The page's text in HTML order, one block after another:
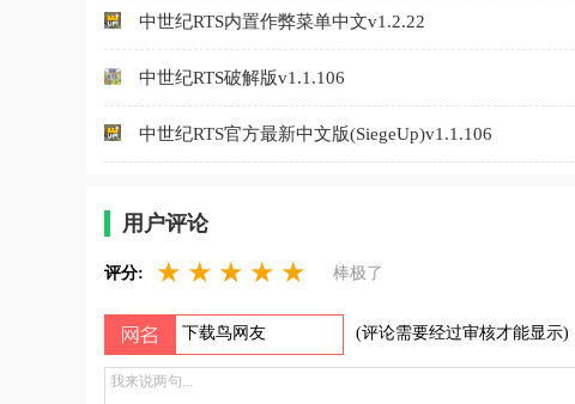
中世纪RTS内置作弊菜单中文v1.2.22
中世纪RTS破解版v1.1.106
中世纪RTS官方最新中文版(SiegeUp)v1.1.106
用户评论
评分: ★ ★ ★ ★ ★ 棒极了
(评论需要经过审核才能显示)